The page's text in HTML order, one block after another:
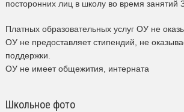
посторонних лиц в школу во время
Платных образовательных услуг ОУ не
ОУ не предоставляет стипендий, не
поддержки.
ОУ не имеет общежития, интерната
Школьное фото